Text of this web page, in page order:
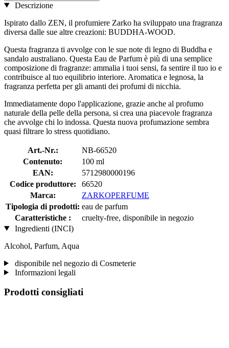
Descrizione
Ispirato dallo ZEN, il profumiere Zarko ha sviluppato una fragranza
diversa dalle sue altre creazioni: BUDDHA-WOOD.
Questa fragranza ti avvolge con le sue note di legno di Buddha e
sandalo australiano. Questa Eau de Parfum è più di una semplice
composizione di fragranze: ammalia i tuoi sensi, fa sentire il tuo io e
contribuisce al tuo equilibrio interiore. Aromatica e legnosa, la
fragranza perfetta per gli amanti dei profumi di nicchia.
Immediatamente dopo l'applicazione, grazie anche al profumo
naturale della pelle della persona, si crea una piacevole fragranza
che avvolge chi lo indossa. Questa nuova profumazione sembra
quasi filtrare lo stress quotidiano.
Art.-Nr.:
NB-66520
Contenuto:
100 ml
EAN:
5712980000196
Codice produttore:
66520
Marca:
ZARKOPERFUME
Tipologia di prodotti: eau de parfum
Caratteristiche :
cruelty-free, disponibile in negozio
Ingredienti (INCI)
Alcohol, Parfum, Aqua
disponibile nel negozio di Cosmeterie
Informazioni legali
Prodotti consigliati